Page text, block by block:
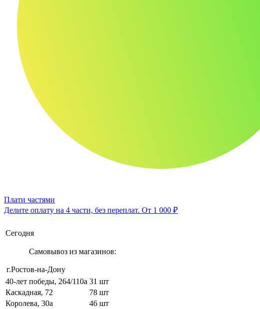
Плати частями
Делите оплату на 4 части, без переплат. От 1 000 ₽
Сегодня
Самовывоз из магазинов:
г.Ростов-на-Дону
40-лет победы, 264/110а 31 шт
Каскадная, 72
78 шт
Королева, 30а
46 шт